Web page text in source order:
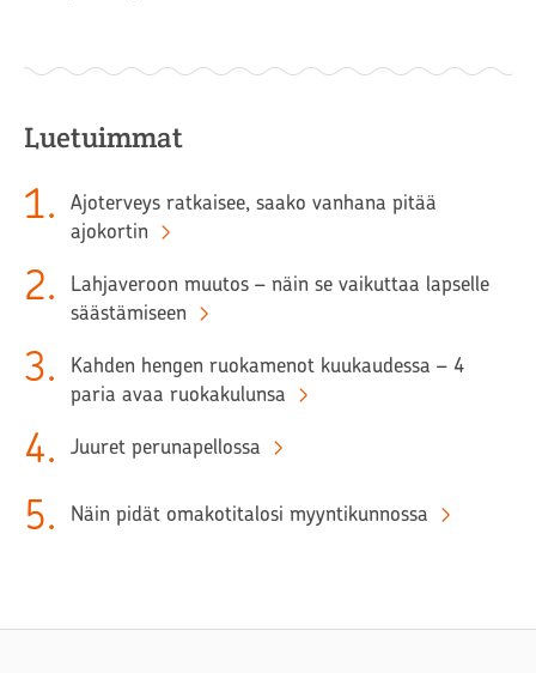
Luetuimmat
1.
Ajoterveys ratkaisee, saako vanhana pitää
ajokortin
2.
Lahjaveroon muutos – näin se vaikuttaa lapselle
säästämiseen
3.
Kahden hengen ruokamenot kuukaudessa – 4
paria avaa ruokakulunsa
4. Juuret perunapellossa
5. Näin pidät omakotitalosi myyntikunnossa